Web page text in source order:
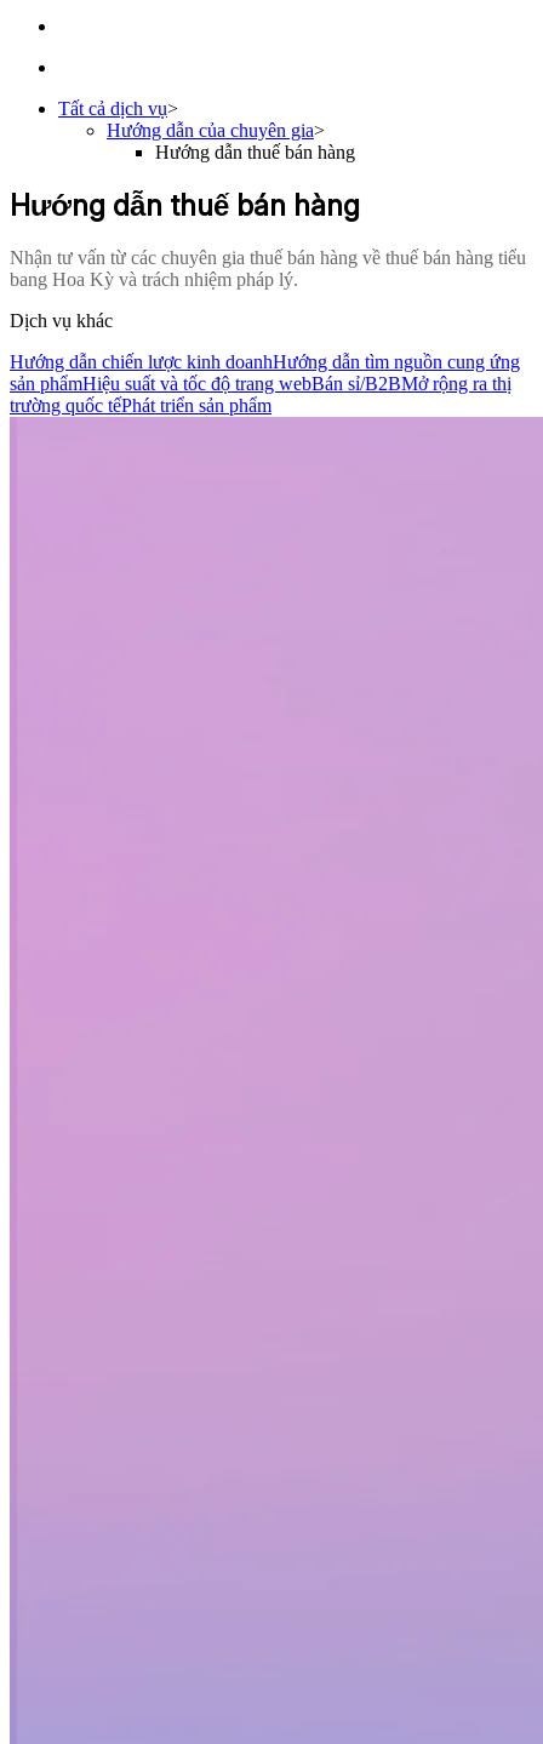
Tất cả dịch vụ>
Hướng dẫn của chuyên gia>
Hướng dẫn thuế bán hàng
Hướng dẫn thuế bán hàng
Nhận tư vấn từ các chuyên gia thuế bán hàng về thuế bán hàng tiểu
bang Hoa Kỳ và trách nhiệm pháp lý.
Dịch vụ khác
Hướng dẫn chiến lược kinh doanhHướng dẫn tìm nguồn cung ứng
sản phẩmHiệu suất và tốc độ trang webBán sỉ/B2BMở rộng ra thị
trường quốc tếPhát triển sản phẩm